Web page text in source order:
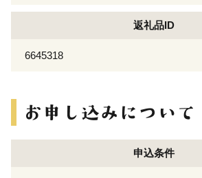
返礼品ID
6645318
申込条件